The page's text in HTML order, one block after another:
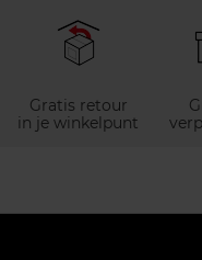
Gratis retour
in je winkelpunt